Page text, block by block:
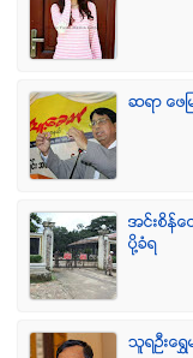
ဆရာ ေဖ
အင္းစိန္ေ
ပုိ႔ခံရ
သူရဦးေ